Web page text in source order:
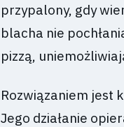
przypalony, gdy
blacha nie
pizzą,
Rozwiązaniem jest
Jego działanie